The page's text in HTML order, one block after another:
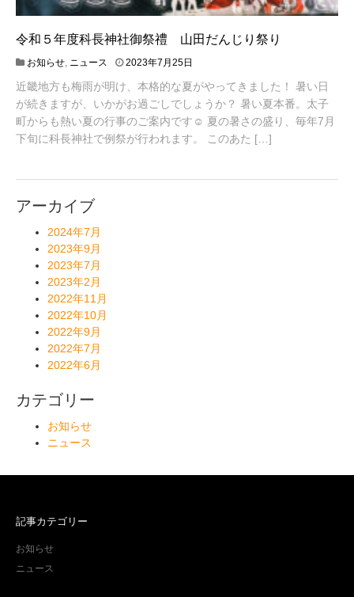
令和５年度科長神社御祭禮 山田だんじり祭り
お知らせ ニュース 2023年7月25日
2
3
年
月
近畿地方も梅雨が明け、本格的な夏がやってきました！ 暑い日
が続きますが、いかがお過ごしでしょうか？ 暑い夏本番。太子
町からも熱い夏の行事のご案内です☺ 夏の暑さの盛り、毎年7月
下旬に科長神社で例祭が行われます。 このあた […]
アーカイブ
2024年7月
2023年9月
2023年7月
2023年2月
2022年11月
2022年10月
2022年9月
2022年7月
2022年6月
カテゴリー
お知らせ
ニュース
記事カテゴリー
お知らせ
ニュース